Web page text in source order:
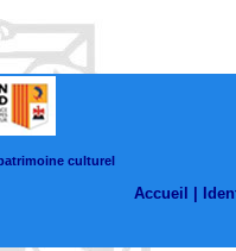
culturel
Accueil |